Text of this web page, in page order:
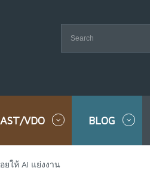
VDO BLOG
ยให้ AI แย่งงาน